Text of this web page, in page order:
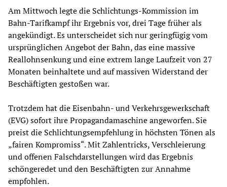
Am Mittwoch legte die Schlichtungs-Kommission im
Bahn-Tarifkampf ihr Ergebnis vor, drei Tage früher als
angekündigt. Es unterscheidet sich nur geringfügig vom
ursprünglichen Angebot der Bahn, das eine massive
Reallohnsenkung und eine extrem lange Laufzeit von 27
Monaten beinhaltete und auf massiven Widerstand der
Beschäftigten gestoßen war.
Trotzdem hat die Eisenbahn- und Verkehrsgewerkschaft
(EVG) sofort ihre Propagandamaschine angeworfen. Sie
preist die Schlichtungsempfehlung in höchsten Tönen als
„fairen Kompromiss“. Mit Zahlentricks, Verschleierung
und offenen Falschdarstellungen wird das Ergebnis
schöngeredet und den Beschäftigten zur Annahme
empfohlen.